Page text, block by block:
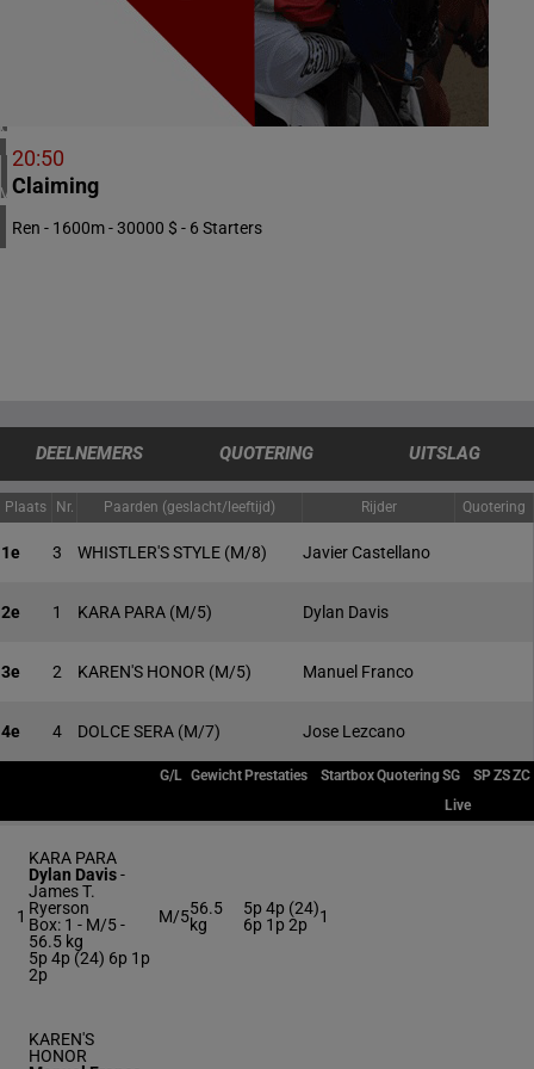
CHILI
1 meeting(s)
VERENIGDE STATEN
4 meeting(s)
20:50
Claiming
Ren - 1600m - 30000 $ - 6 Starters
DEELNEMERS QUOTERING UITSLAG
Plaats Nr. Paarden (geslacht/leeftijd) Rijder Quotering
1e 3 WHISTLER'S STYLE (M/8) Javier Castellano
2e 1 KARA PARA (M/5) Dylan Davis
3e 2 KAREN'S HONOR (M/5) Manuel Franco
4e 4 DOLCE SERA (M/7) Jose Lezcano
G/L Gewicht Prestaties StartboxQuoteringSG SPZSZC
Live
1
KARA PARA
Dylan Davis-
James T.
Ryerson
Box: 1 - M/5 -
56.5 kg
5p 4p (24) 6p 1p
2p
M/556.5
kg
5p 4p (24)
6p 1p 2p
1
KAREN'S
HONOR